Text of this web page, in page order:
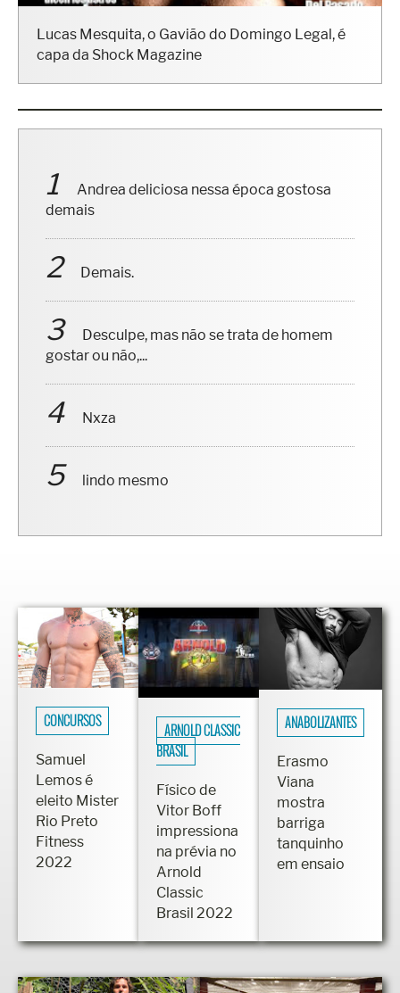
Lucas Mesquita, o Gavião do Domingo Legal, é
capa da Shock Magazine
Andrea deliciosa nessa época gostosa
demais
Demais.
Desculpe, mas não se trata de homem
gostar ou não,...
Nxza
lindo mesmo
CONCURSOS
Samuel
Lemos é
eleito Mister
Rio Preto
Fitness
2022
ARNOLD CLASSIC
BRASIL
Físico de
Vitor Boff
impressiona
na prévia no
Arnold
Classic
Brasil 2022
ANABOLIZANTES
Erasmo
Viana
mostra
barriga
tanquinho
em ensaio